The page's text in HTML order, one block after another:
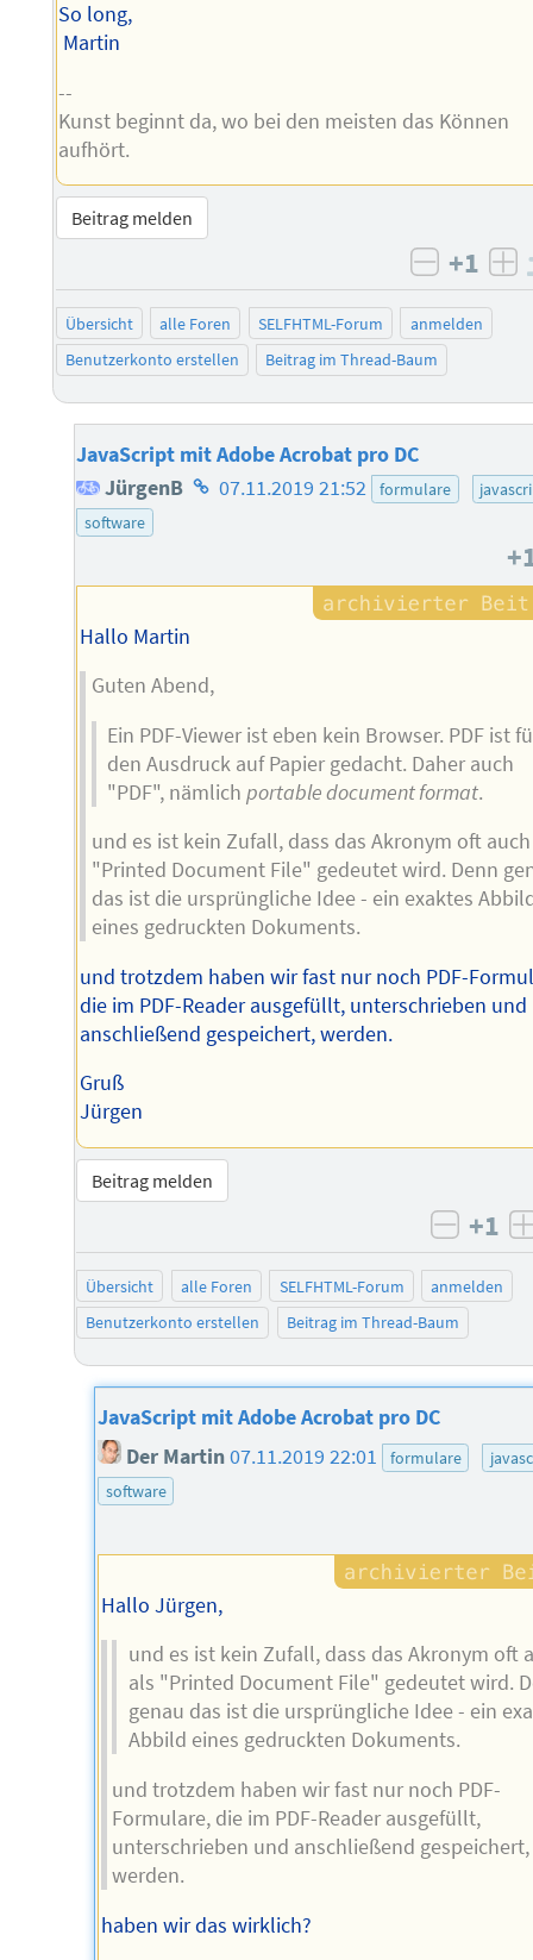
So long,
Martin
--
Kunst beginnt da, wo bei den meisten das Können
aufhört.
Beitrag melden
negativ
+1
Übersicht alle Foren SELFHTML-Forum
anmelden
Benutzerkonto erstellen
Beitrag im Thread-Baum
JavaScript mit Adobe Acrobat pro DC
JürgenB Homepage
07.11.2019 21:52 formulare
software
Hallo Martin
Guten Abend,
Ein PDF-Viewer ist eben kein Browser. PDF ist
den Ausdruck auf Papier gedacht. Daher auch
"PDF", nämlich portable document format.
und es ist kein Zufall, dass das Akronym oft
"Printed Document File" gedeutet wird. Denn
das ist die ursprüngliche Idee - ein exaktes
eines gedruckten Dokuments.
und trotzdem haben wir fast nur noch PDF-
die im PDF-Reader ausgefüllt, unterschrieben und
anschließend gespeichert, werden.
Gruß
Jürgen
Beitrag melden
+1
Übersicht alle Foren SELFHTML-Forum
anmelden
Benutzerkonto erstellen
Beitrag im Thread-Baum
JavaScript mit Adobe Acrobat pro DC
Der Martin07.11.2019 22:01 formulare
software
Hallo Jürgen,
und es ist kein Zufall, dass das Akronym oft
als "Printed Document File" gedeutet wird.
genau das ist die ursprüngliche Idee - ein
Abbild eines gedruckten Dokuments.
und trotzdem haben wir fast nur noch PDF-
Formulare, die im PDF-Reader ausgefüllt,
unterschrieben und anschließend gespeichert,
werden.
haben wir das wirklich?